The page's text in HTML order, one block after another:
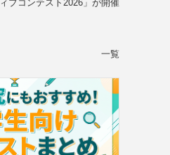
ィブコンテスト2026」が開催
一覧